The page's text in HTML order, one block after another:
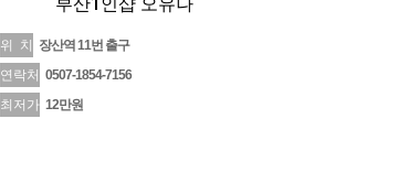
부산1인샵 오유나
위 치
장산역 11번 출구
연락처 0507-1854-7156
최저가 12만원